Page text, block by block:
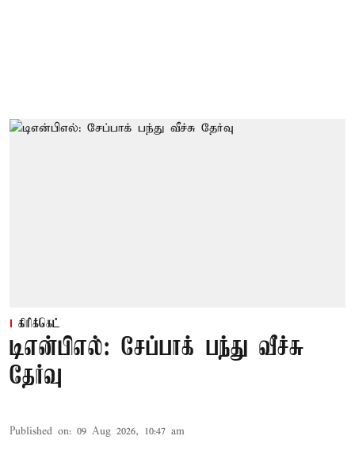
கிரிக்கெட்
டிஎன்பிஎல்: சேப்பாக் பந்து வீச்சு
தேர்வு
Published on: 09 Aug 2026, 10:47 am